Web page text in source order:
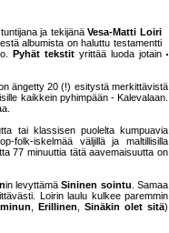
ja tekijänäVesa-Matti Loiri
albumista on haluttu testamentti
Pyhät tekstit yrittää luoda jotain
ängetty 20 (!) esitystä merkittävistä
kaikkein pyhimpään - Kalevalaan.
tai klassisen puolelta kumpuavia
folk-iskelmää väljillä ja maltillisilla
77 minuuttia tätä aavemaisuutta on
in levyttämäSininen sointu. Samaa
Loirin laulu kulkee paremmin
, Erillinen, Sinäkin olet sitä)